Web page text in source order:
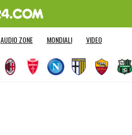
AUDIO ZONE MONDIALI VIDEO